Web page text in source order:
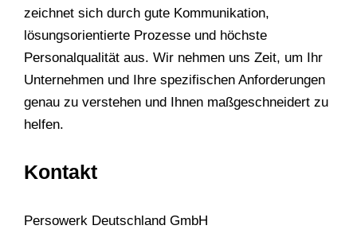
zeichnet sich durch gute Kommunikation,
lösungsorientierte Prozesse und höchste
Personalqualität aus. Wir nehmen uns Zeit, um Ihr
Unternehmen und Ihre spezifischen Anforderungen
genau zu verstehen und Ihnen maßgeschneidert zu
helfen.
Kontakt
Persowerk Deutschland GmbH